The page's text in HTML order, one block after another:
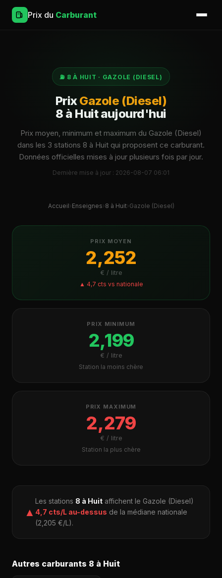
Prix du Carburant
⛽ 8 À HUIT · GAZOLE (DIESEL)
PrixGazole (Diesel)
8 à Huit aujourd'hui
Prix moyen, minimum et maximum du Gazole (Diesel)
dans les 3 stations 8 à Huit qui proposent ce carburant.
Données officielles mises à jour plusieurs fois par jour.
Dernière mise à jour : 2026-08-07 06:01
Accueil› Enseignes› 8 à Huit› Gazole (Diesel)
PRIX MOYEN
2,252
€ / litre
▲ 4,7 cts vs nationale
PRIX MINIMUM
2,199
€ / litre
Station la moins chère
PRIX MAXIMUM
2,279
€ / litre
Station la plus chère
▲
Les stations 8 à Huit affichent le Gazole (Diesel)
4,7 cts/L au-dessus de la médiane nationale
(2,205 €/L).
Autres carburants 8 à Huit